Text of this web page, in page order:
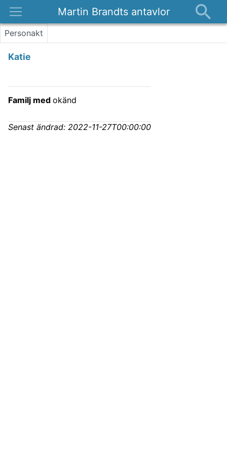
Martin Brandts antavlor
Platser
Personakt
Katie
Familj med okänd
Senast ändrad: 2022-11-27T00:00:00